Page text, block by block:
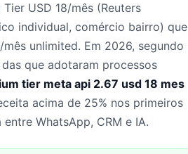
USD 18/mês (Reuters
individual, comércio bairro) que
unlimited. Em 2026, segundo
que adotaram processos
tier meta api 2.67 usd 18 mes
acima de 25% nos primeiros
WhatsApp, CRM e IA.